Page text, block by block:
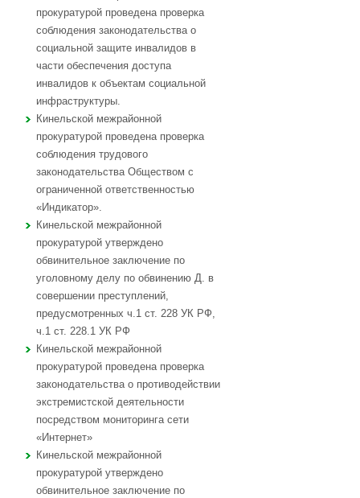
прокуратурой проведена проверка
соблюдения законодательства о
социальной защите инвалидов в
части обеспечения доступа
инвалидов к объектам социальной
инфраструктуры.
Кинельской межрайонной
прокуратурой проведена проверка
соблюдения трудового
законодательства Обществом с
ограниченной ответственностью
«Индикатор».
Кинельской межрайонной
прокуратурой утверждено
обвинительное заключение по
уголовному делу по обвинению Д. в
совершении преступлений,
предусмотренных ч.1 ст. 228 УК РФ,
ч.1 ст. 228.1 УК РФ
Кинельской межрайонной
прокуратурой проведена проверка
законодательства о противодействии
экстремистской деятельности
посредством мониторинга сети
«Интернет»
Кинельской межрайонной
прокуратурой утверждено
обвинительное заключение по